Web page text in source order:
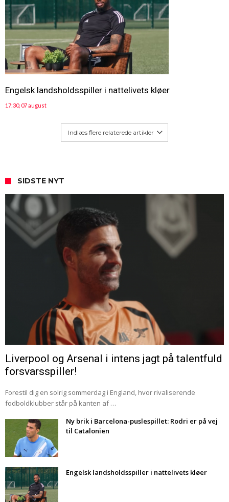
Engelsk landsholdsspiller i nattelivets kløer
17:30, 07 august
Indlæs flere relaterede artikler
SIDSTE NYT
Liverpool og Arsenal i intens jagt på talentfuld
forsvarsspiller!
Forestil dig en solrig sommerdag i England, hvor rivaliserende
fodboldklubber står på kanten af …
Ny brik i Barcelona-puslespillet: Rodri er på vej
til Catalonien
Engelsk landsholdsspiller i nattelivets kløer